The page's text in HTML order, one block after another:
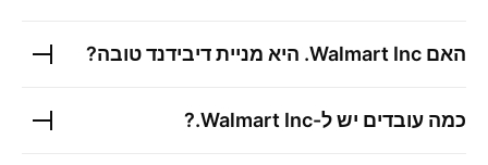
האם Walmart Inc. היא מניית דיבידנד טובה?
כמה עובדים יש ל-Walmart Inc.
?